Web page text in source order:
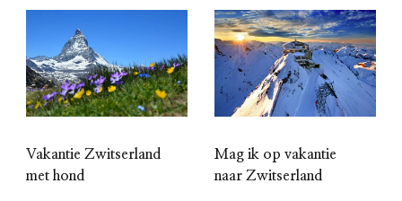
Vakantie Zwitserland
met hond
Mag ik op vakantie
naar Zwitserland